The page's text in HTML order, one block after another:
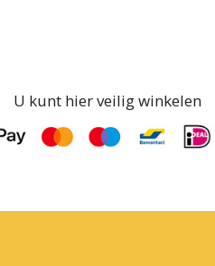
U kunt hier veilig winkelen